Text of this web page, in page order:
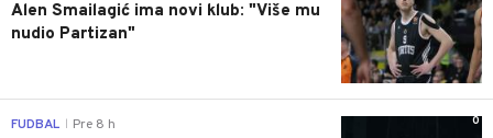
Alen Smailagić ima novi klub: "Više mu
nudio Partizan"
0
FUDBAL Pre 8 h